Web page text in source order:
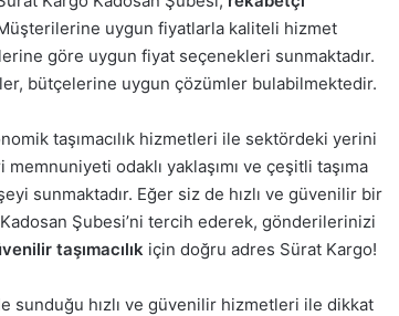
uygun fiyatlarla kaliteli hizmet
göre uygun fiyat seçenekleri sunmaktadır.
bütçelerine uygun çözümler bulabilmektedir.
taşımacılık hizmetleri ile sektördeki yerini
odaklı yaklaşımı ve çeşitli taşıma
sunmaktadır. Eğer siz de hızlı ve güvenilir bir
Şubesi’ni tercih ederek, gönderilerinizi
taşımacılık için doğru adres Sürat Kargo!
sunduğu hızlı ve güvenilir hizmetleri ile dikkat